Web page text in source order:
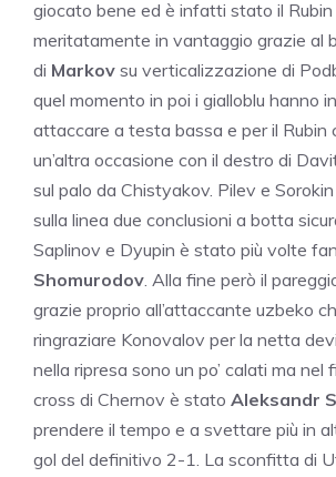
giocato bene ed è infatti stato il Rubin
meritatamente in vantaggio grazie al
di Markov su verticalizzazione di
quel momento in poi i gialloblu hanno
attaccare a testa bassa e per il Rubin
un’altra occasione con il destro di
sul palo da Chistyakov. Pilev e
sulla linea due conclusioni a botta
Saplinov e Dyupin è stato più volte
Shomurodov. Alla fine però il
grazie proprio all’attaccante uzbeko
ringraziare Konovalov per la netta
nella ripresa sono un po’ calati ma nel
cross di Chernov è stato Aleksandr
prendere il tempo e a svettare più in
gol del definitivo 2-1. La sconfitta di